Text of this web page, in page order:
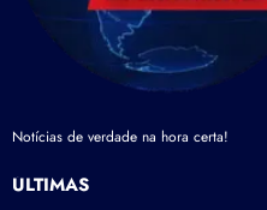
Notícias de verdade na hora certa!
ÚLTIMAS